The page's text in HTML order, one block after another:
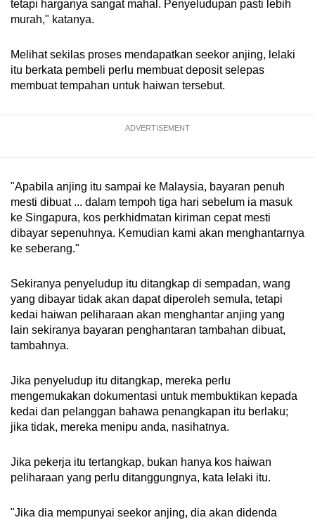
tetapi harganya sangat mahal. Penyeludupan pasti lebih
murah," katanya.
Melihat sekilas proses mendapatkan seekor anjing, lelaki
itu berkata pembeli perlu membuat deposit selepas
membuat tempahan untuk haiwan tersebut.
ADVERTISEMENT
"Apabila anjing itu sampai ke Malaysia, bayaran penuh
mesti dibuat ... dalam tempoh tiga hari sebelum ia masuk
ke Singapura, kos perkhidmatan kiriman cepat mesti
dibayar sepenuhnya. Kemudian kami akan menghantarnya
ke seberang."
Sekiranya penyeludup itu ditangkap di sempadan, wang
yang dibayar tidak akan dapat diperoleh semula, tetapi
kedai haiwan peliharaan akan menghantar anjing yang
lain sekiranya bayaran penghantaran tambahan dibuat,
tambahnya.
Jika penyeludup itu ditangkap, mereka perlu
mengemukakan dokumentasi untuk membuktikan kepada
kedai dan pelanggan bahawa penangkapan itu berlaku;
jika tidak, mereka menipu anda, nasihatnya.
Jika pekerja itu tertangkap, bukan hanya kos haiwan
peliharaan yang perlu ditanggungnya, kata lelaki itu.
"Jika dia mempunyai seekor anjing, dia akan didenda